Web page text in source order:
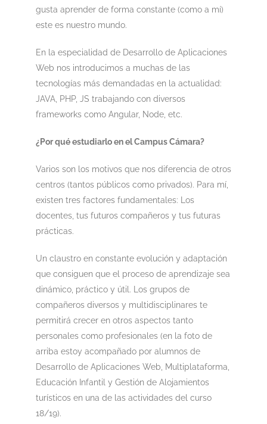
gusta aprender de forma constante (como a mí)
este es nuestro mundo.
En la especialidad de Desarrollo de Aplicaciones
Web nos introducimos a muchas de las
tecnologías más demandadas en la actualidad:
JAVA, PHP, JS trabajando con diversos
frameworks como Angular, Node, etc.
¿Por qué estudiarlo en el Campus Cámara?
Varios son los motivos que nos diferencia de otros
centros (tantos públicos como privados). Para mí,
existen tres factores fundamentales: Los
docentes, tus futuros compañeros y tus futuras
prácticas.
Un claustro en constante evolución y adaptación
que consiguen que el proceso de aprendizaje sea
dinámico, práctico y útil. Los grupos de
compañeros diversos y multidisciplinares te
permitirá crecer en otros aspectos tanto
personales como profesionales (en la foto de
arriba estoy acompañado por alumnos de
Desarrollo de Aplicaciones Web, Multiplataforma,
Educación Infantil y Gestión de Alojamientos
turísticos en una de las actividades del curso
18/19).